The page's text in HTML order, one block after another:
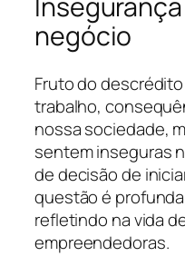
negócio
Fruto do
trabalho,
nossa sociedade,
sentem inseguras
de decisão de
questão é
refletindo na vida
empreendedoras.